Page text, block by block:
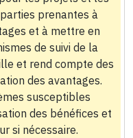
prenantes à
et à mettre en
de suivi de la
et rend compte des
des avantages.
susceptibles
des bénéfices et
si nécessaire.